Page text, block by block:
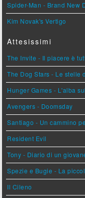
Spider-Man - Brand New
Kim Novak's Vertigo
Attesissimi
The Invite - Il piacere è
The Dog Stars - Le stelle
Hunger Games - L'alba
Avengers - Doomsday
Santiago - Un cammino
Resident Evil
Tony - Diario di un
Spezie e Bugie - La
Il Cileno